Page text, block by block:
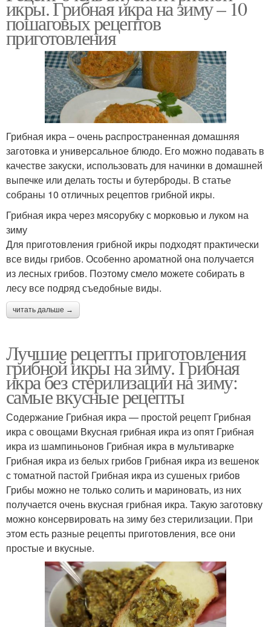
икры. Грибная икра на зиму – 10
пошаговых рецептов
приготовления
Грибная икра – очень распространенная домашняя
заготовка и универсальное блюдо. Его можно подавать в
качестве закуски, использовать для начинки в домашней
выпечке или делать тосты и бутерброды. В статье
собраны 10 отличных рецептов грибной икры.
Грибная икра через мясорубку с морковью и луком на
зиму
Для приготовления грибной икры подходят практически
все виды грибов. Особенно ароматной она получается
из лесных грибов. Поэтому смело можете собирать в
лесу все подряд съедобные виды.
читать дальше →
Лучшие рецепты приготовления
грибной икры на зиму. Грибная
икра без стерилизации на зиму:
самые вкусные рецепты
Содержание Грибная икра — простой рецепт Грибная
икра с овощами Вкусная грибная икра из опят Грибная
икра из шампиньонов Грибная икра в мультиварке
Грибная икра из белых грибов Грибная икра из вешенок
с томатной пастой Грибная икра из сушеных грибов
Грибы можно не только солить и мариновать, из них
получается очень вкусная грибная икра. Такую заготовку
можно консервировать на зиму без стерилизации. При
этом есть разные рецепты приготовления, все они
простые и вкусные.